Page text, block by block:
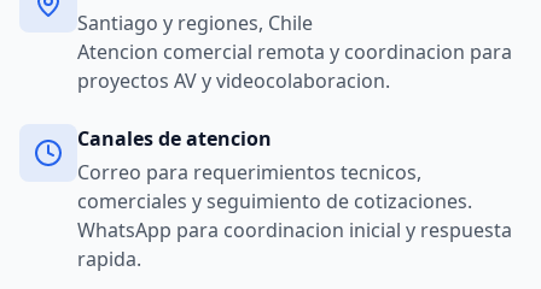
Santiago y regiones, Chile
Atencion comercial remota y coordinacion para
proyectos AV y videocolaboracion.
Canales de atencion
Correo para requerimientos tecnicos,
comerciales y seguimiento de cotizaciones.
WhatsApp para coordinacion inicial y respuesta
rapida.